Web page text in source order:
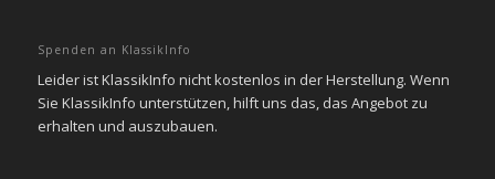
Spenden an KlassikInfo
Leider ist KlassikInfo nicht kostenlos in der Herstellung. Wenn
Sie KlassikInfo unterstützen, hilft uns das, das Angebot zu
erhalten und auszubauen.